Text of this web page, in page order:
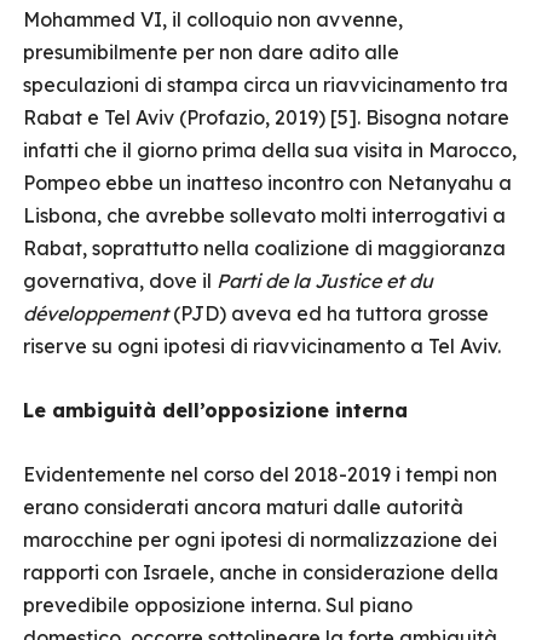
Mohammed VI, il colloquio non avvenne,
presumibilmente per non dare adito alle
speculazioni di stampa circa un riavvicinamento tra
Rabat e Tel Aviv (Profazio, 2019) [5]. Bisogna notare
infatti che il giorno prima della sua visita in Marocco,
Pompeo ebbe un inatteso incontro con Netanyahu a
Lisbona, che avrebbe sollevato molti interrogativi a
Rabat, soprattutto nella coalizione di maggioranza
governativa, dove il Parti de la Justice et du
développement(PJD) aveva ed ha tuttora grosse
riserve su ogni ipotesi di riavvicinamento a Tel Aviv.
Le ambiguità dell’opposizione interna
Evidentemente nel corso del 2018-2019 i tempi non
erano considerati ancora maturi dalle autorità
marocchine per ogni ipotesi di normalizzazione dei
rapporti con Israele, anche in considerazione della
prevedibile opposizione interna. Sul piano